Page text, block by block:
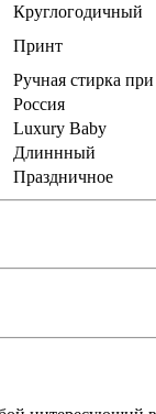
Круглогодичный
Принт
Ручная стирка
Россия
Luxury Baby
Длиннный
Праздничное